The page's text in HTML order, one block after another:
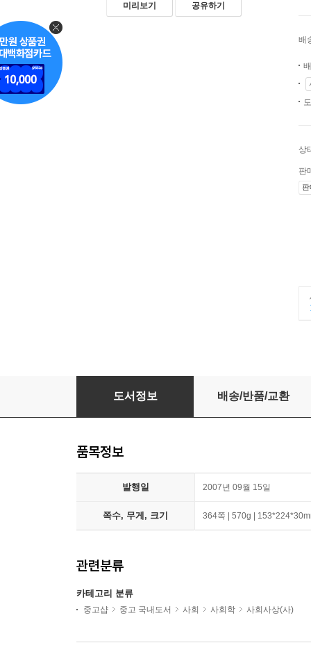
미리보기 공유하기
배
상
판
판
자본주의의 종말
도서정보 배송/반품/교환
품목정보
발행일 2007년 09월 15일
쪽수, 무게, 크기 364쪽 | 570g |
관련분류
카테고리 분류
중고샵 중고 국내도서 사회 사회학 사회사상(사)